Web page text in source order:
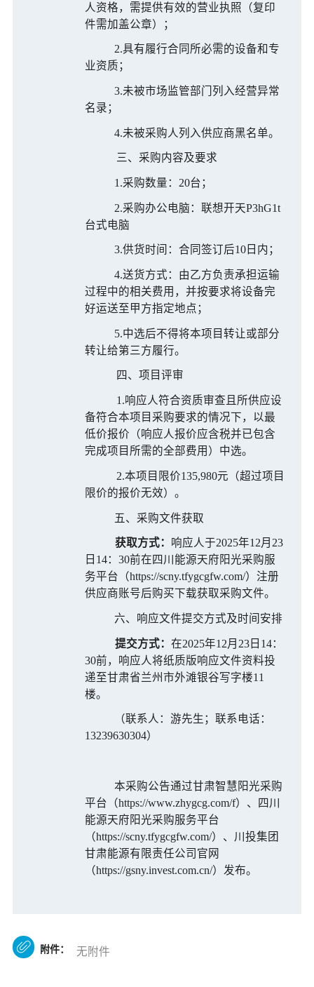
人资格，需提供有效的营业执照（复印
件需加盖公章）；
2.具有履行合同所必需的设备和专
业资质；
3.未被市场监管部门列入经营异常
名录；
4.未被采购人列入供应商黑名单。
三、采购内容及要求
1.采购数量： 20台；
2.采购办公电脑：联想开天P3hG1t
台式电脑
3.供货时间：合同签订后10日内；
4.送货方式：由乙方负责承担运输
过程中的相关费用，并按要求将设备完
好运送至甲方指定地点；
5.中选后不得将本项目转让或部分
转让给第三方履行。
四、项目评审
1.响应人符合资质审查且所供应设
备符合本项目采购要求的情况下，以最
低价报价（响应人报价应含税并已包含
完成项目所需的全部费用）中选。
2.本项目限价135,980元（超过项目
限价的报价无效）。
五、采购文件获取
获取方式： 响应人于2025年12月23
日14：30前在四川能源天府阳光采购服
务平台（https://scny.tfygcgfw.com/）注册
供应商账号后购买下载获取采购文件。
六、响应文件提交方式及时间安排
提交方式： 在2025年12月23日14：
30前，响应人将纸质版响应文件资料投
递至甘肃省兰州市外滩银谷写字楼11
楼。
（联系人：游先生；联系电话：
13239630304）
本采购公告通过甘肃智慧阳光采购
平台 （https://www.zhygcg.com/f）、
四川
能源天府阳光采购服务平台
（https://scny.tfygcgfw.com/） 、 川投集团
甘肃能源有限责任公司官网
（https://gsny.invest.com.cn/）发布。
 附件： 无附件